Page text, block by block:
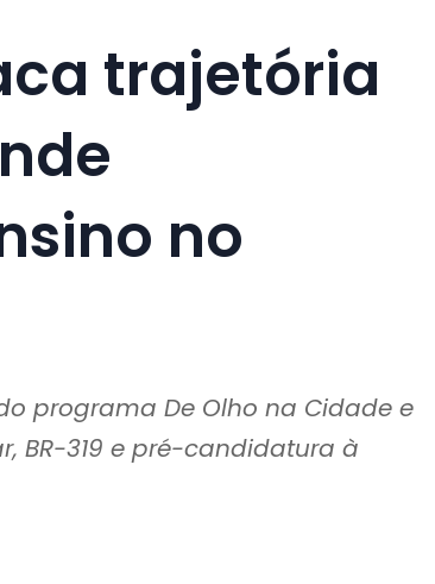
trajetória
no
programa De Olho na Cidade e
BR-319 e pré-candidatura à